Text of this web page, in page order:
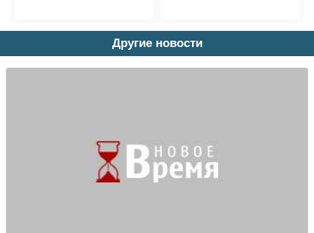
Другие новости